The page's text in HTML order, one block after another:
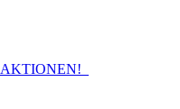
AKTIONEN!